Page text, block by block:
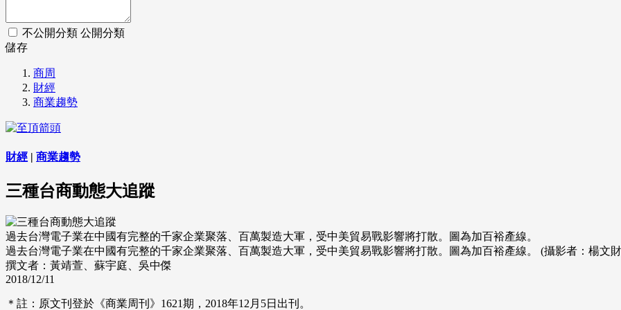
不公開分類 公開分類
儲存
商周
財經
商業趨勢
財經 | 商業趨勢
三種台商動態大追蹤
過去台灣電子業在中國有完整的千家企業聚落、百萬製造大軍，受中美貿易戰影響將打散。圖為加百裕產線。
過去台灣電子業在中國有完整的千家企業聚落、百萬製造大軍，受中美貿易戰影響將打散。圖為加百裕產線。 (攝影者：楊文
撰文者：黃靖萱、蘇宇庭、吳中傑
2018/12/11
＊註：原文刊登於《商業周刊》1621期，2018年12月5日出刊。